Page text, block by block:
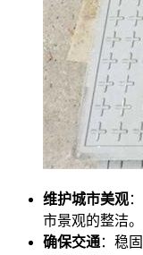
维护城市美观
市景观的整洁。
确保交通：稳